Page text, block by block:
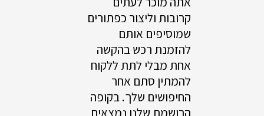
קרובות וליצור כפתורים
שמוסיפים אותם
להזמנת רכש בהקשה
אחת מבלי לתת ללקוח
להמתין סתם אחר
החיפושים שלך. בקופה
הרושמת שלנו נמצאים